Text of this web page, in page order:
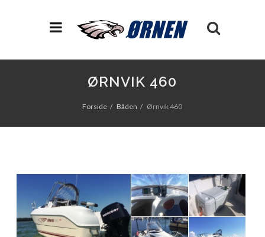
ØRNVIK 460
Forside Båden Ørnvik 460